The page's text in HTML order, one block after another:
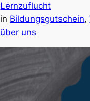
Lernzuflucht
in Bildungsgutschein,
über uns